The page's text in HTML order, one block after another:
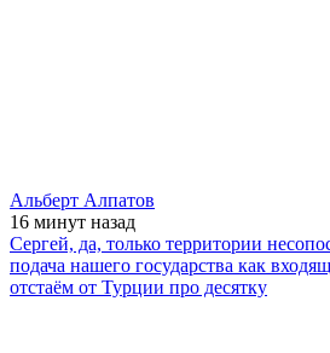
Альберт Алпатов
16 минут назад
Сергей, да, только территории
подача нашего государства как
отстаём от Турции про десятку